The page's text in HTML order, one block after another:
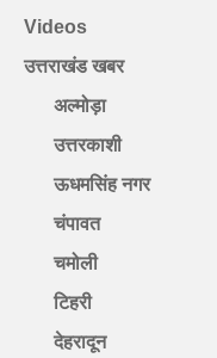
Videos
उत्तराखंड खबर
अल्मोड़ा
उत्तरकाशी
ऊधमसिंह नगर
चंपावत
चमोली
टिहरी
देहरादून